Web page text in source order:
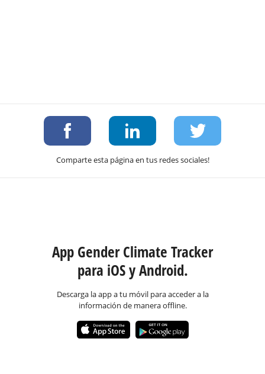
Comparte esta página en tus redes sociales!
App Gender Climate Tracker
para iOS y Android.
Descarga la app a tu móvil para acceder a la
información de manera offline.